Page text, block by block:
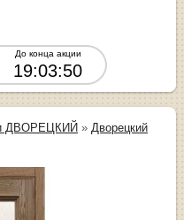
До конца акции
19:03:50
ДВОРЕЦКИЙ » Дворецкий